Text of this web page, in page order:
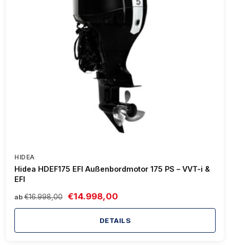
HIDEA
Hidea HDEF175 EFI Außenbordmotor 175 PS – VVT-i &
EFI
ab €16.998,00 €14.998,00
DETAILS